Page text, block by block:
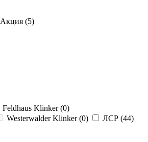
Акция (5)
Feldhaus Klinker(0)
Westerwalder Klinker(0) ЛСР (44)